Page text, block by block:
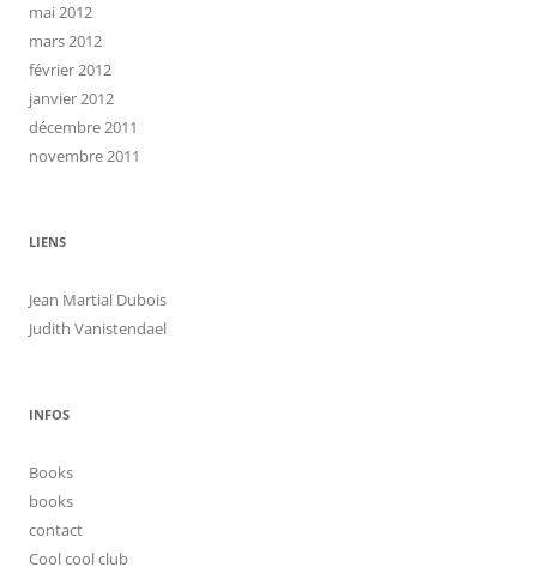
mai 2012
mars 2012
février 2012
janvier 2012
décembre 2011
novembre 2011
LIENS
Jean Martial Dubois
Judith Vanistendael
INFOS
Books
books
contact
Cool cool club